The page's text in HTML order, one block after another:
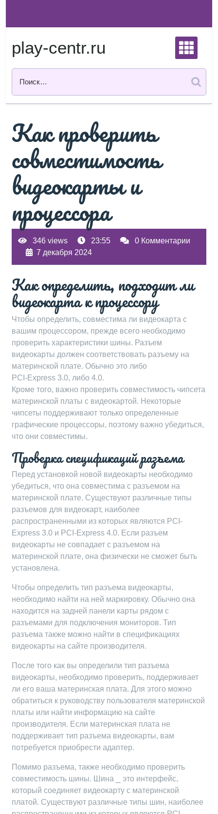
содержимому
play-centr.ru
Как проверить
совместимость
видеокарты и
процессора
346 views 23:55
0 Комментарии
7 декабря 2024
Как определить, подходит ли
видеокарта к процессору
Чтобы определить, совместима ли видеокарта с
вашим процессором, прежде всего необходимо
проверить характеристики шины. Разъем
видеокарты должен соответствовать разъему на
материнской плате. Обычно это либо
PCI-Express 3.0, либо 4.0.
Кроме того, важно проверить совместимость чипсета
материнской платы с видеокартой. Некоторые
чипсеты поддерживают только определенные
графические процессоры, поэтому важно убедиться,
что они совместимы.
Проверка спецификаций разъема
Перед установкой новой видеокарты необходимо
убедиться, что она совместима с разъемом на
материнской плате. Существуют различные типы
разъемов для видеокарт, наиболее
распространенными из которых являются PCI-
Express 3.0 и PCI-Express 4.0. Если разъем
видеокарты не совпадает с разъемом на
материнской плате, она физически не сможет быть
установлена.
Чтобы определить тип разъема видеокарты,
необходимо найти на ней маркировку. Обычно она
находится на задней панели карты рядом с
разъемами для подключения мониторов. Тип
разъема также можно найти в спецификациях
видеокарты на сайте производителя.
После того как вы определили тип разъема
видеокарты, необходимо проверить, поддерживает
ли его ваша материнская плата. Для этого можно
обратиться к руководству пользователя материнской
платы или найти информацию на сайте
производителя. Если материнская плата не
поддерживает тип разъема видеокарты, вам
потребуется приобрести адаптер.
Помимо разъема, также необходимо проверить
совместимость шины. Шина ⎯ это интерфейс,
который соединяет видеокарту с материнской
платой. Существуют различные типы шин, наиболее